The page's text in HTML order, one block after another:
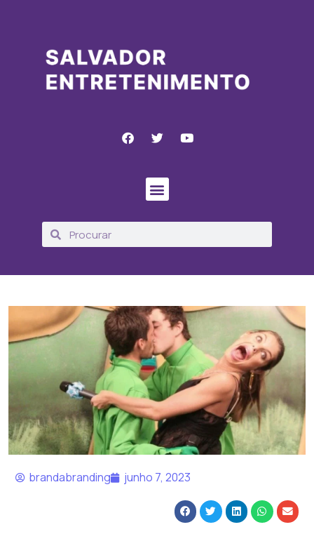
brandabranding junho 7, 2023